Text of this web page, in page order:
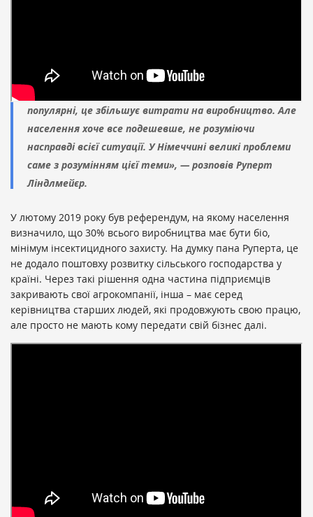
природи, максимально біологічного виробництва й
захисту тварин зараз серед європейських країн
популярні, це збільшує витрати на виробництво. Але
населення хоче все подешевше, не розуміючи
насправді всієї ситуації. У Німеччині великі проблеми
саме з розумінням цієї теми», — розповів Руперт
Ліндлмейєр.
У лютому 2019 року був референдум, на якому населення
визначило, що 30% всього виробництва має бути біо,
мінімум інсектицидного захисту. На думку пана Руперта, це
не додало поштовху розвитку сільського господарства у
країні. Через такі рішення одна частина підприємців
закривають свої агрокомпанії, інша – має серед
керівництва старших людей, які продовжують свою працю,
але просто не мають кому передати свій бізнес далі.
зазначив Ліндлмейєр.